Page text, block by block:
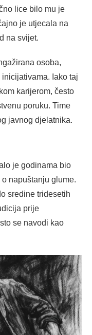
lice bilo mu je
je utjecala na
na svijet.
osoba,
Iako taj
karijerom, često
poruku. Time
javnog djelatnika.
je godinama bio
napuštanju glume.
sredine tridesetih
prije
se navodi kao